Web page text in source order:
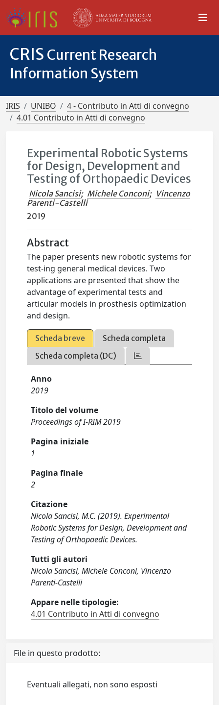
CRIS Current Research
Information System
IRIS UNIBO
4 - Contributo in Atti di convegno
4.01 Contributo in Atti di convegno
Experimental Robotic Systems
for Design, Development and
Testing of Orthopaedic Devices
Nicola Sancisi; Michele Conconi; Vincenzo
Parenti-Castelli
2019
Abstract
The paper presents new robotic systems for
test-ing general medical devices. Two
applications are presented that show the
advantage of experimental tests and
articular models in prosthesis optimization
and design.
Scheda breve
Scheda completa
Scheda completa (DC)
Anno
2019
Titolo del volume
Proceedings of I-RIM 2019
Pagina iniziale
1
Pagina finale
2
Citazione
Nicola Sancisi, M.C. (2019). Experimental
Robotic Systems for Design, Development and
Testing of Orthopaedic Devices.
Tutti gli autori
Nicola Sancisi, Michele Conconi, Vincenzo
Parenti-Castelli
Appare nelle tipologie:
4.01 Contributo in Atti di convegno
File in questo prodotto:
Eventuali allegati, non sono esposti